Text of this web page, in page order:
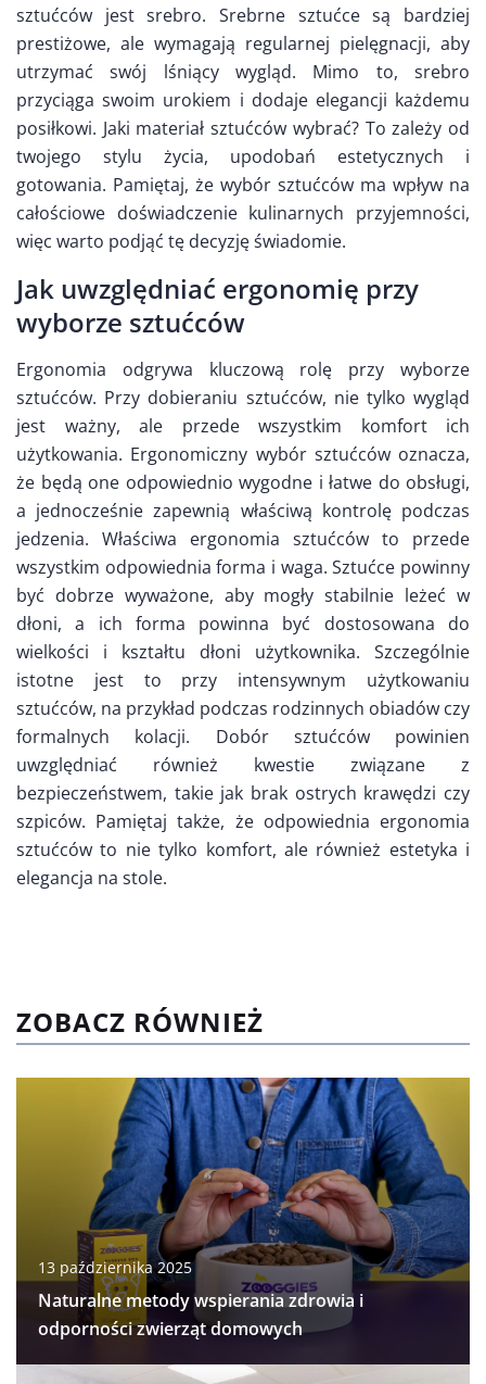
sztućców jest srebro. Srebrne sztućce są bardziej
prestiżowe, ale wymagają regularnej pielęgnacji, aby
utrzymać swój lśniący wygląd. Mimo to, srebro
przyciąga swoim urokiem i dodaje elegancji każdemu
posiłkowi. Jaki materiał sztućców wybrać? To zależy od
twojego stylu życia, upodobań estetycznych i
gotowania. Pamiętaj, że wybór sztućców ma wpływ na
całościowe doświadczenie kulinarnych przyjemności,
więc warto podjąć tę decyzję świadomie.
Jak uwzględniać ergonomię przy
wyborze sztućców
Ergonomia odgrywa kluczową rolę przy wyborze
sztućców. Przy dobieraniu sztućców, nie tylko wygląd
jest ważny, ale przede wszystkim komfort ich
użytkowania. Ergonomiczny wybór sztućców oznacza,
że będą one odpowiednio wygodne i łatwe do obsługi,
a jednocześnie zapewnią właściwą kontrolę podczas
jedzenia. Właściwa ergonomia sztućców to przede
wszystkim odpowiednia forma i waga. Sztućce powinny
być dobrze wyważone, aby mogły stabilnie leżeć w
dłoni, a ich forma powinna być dostosowana do
wielkości i kształtu dłoni użytkownika. Szczególnie
istotne jest to przy intensywnym użytkowaniu
sztućców, na przykład podczas rodzinnych obiadów czy
formalnych kolacji. Dobór sztućców powinien
uwzględniać również kwestie związane z
bezpieczeństwem, takie jak brak ostrych krawędzi czy
szpiców. Pamiętaj także, że odpowiednia ergonomia
sztućców to nie tylko komfort, ale również estetyka i
elegancja na stole.
ZOBACZ RÓWNIEŻ
13 października 2025
Naturalne metody wspierania zdrowia i
odporności zwierząt domowych